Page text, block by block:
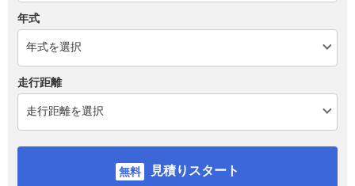
年式
走行距離
見積りスタート